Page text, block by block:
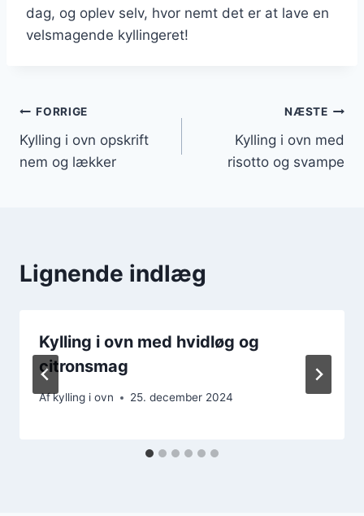
dag, og oplev selv, hvor nemt det er at lave en
velsmagende kyllingeret!
Indlægsnavigation
FORRIGE
Kylling i ovn opskrift
nem og lækker
NÆSTE
Kylling i ovn med
risotto og svampe
Lignende indlæg
Kylling i ovn med hvidløg og
citronsmag
Afkylling i ovn 25. december 2024